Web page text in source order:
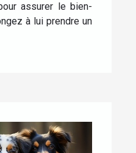
assurer le bien-
à lui prendre un